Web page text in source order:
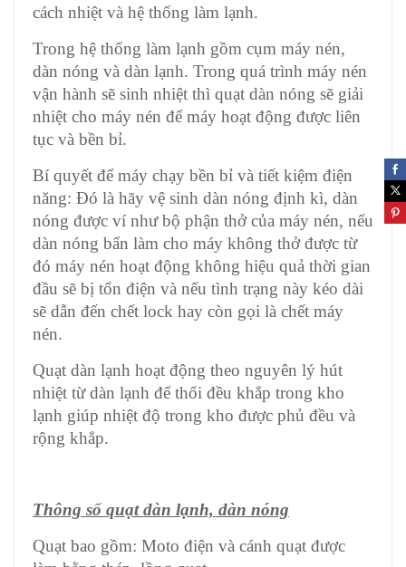
cách nhiệt và hệ thống làm lạnh.
Trong hệ thống làm lạnh gồm cụm máy nén,
dàn nóng và dàn lạnh. Trong quá trình máy nén
vận hành sẽ sinh nhiệt thì quạt dàn nóng sẽ giải
nhiệt cho máy nén để máy hoạt động được liên
tục và bền bỉ.
Bí quyết để máy chạy bền bỉ và tiết kiệm điện
năng: Đó là hãy vệ sinh dàn nóng định kì, dàn
nóng được ví như bộ phận thở của máy nén, nếu
dàn nóng bẩn làm cho máy không thở được từ
đó máy nén hoạt động không hiệu quả thời gian
đầu sẽ bị tốn điện và nếu tình trạng này kéo dài
sẽ dẫn đến chết lock hay còn gọi là chết máy
nén.
Quạt dàn lạnh hoạt động theo nguyên lý hút
nhiệt từ dàn lạnh để thổi đều khắp trong kho
lạnh giúp nhiệt độ trong kho được phủ đều và
rộng khắp.
Thông số quạt dàn lạnh, dàn nóng
Quạt bao gồm: Moto điện và cánh quạt được